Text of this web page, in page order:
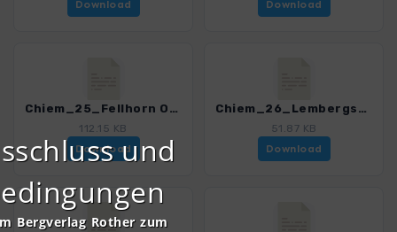
Download Download
Chiem_25_Fellhorn Ost.gpx
112.15 KB
Download
Chiem_26_Lembergschneid.gpx
51.87 KB
Download
und
Bergverlag Rother zum